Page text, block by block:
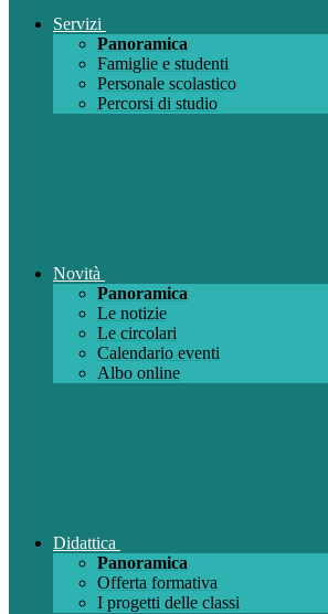
Servizi
Panoramica
Famiglie e studenti
Personale scolastico
Percorsi di studio
Novità
Panoramica
Le notizie
Le circolari
Calendario eventi
Albo online
Didattica
Panoramica
Offerta formativa
I progetti delle classi